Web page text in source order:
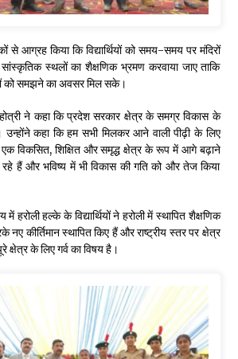
से आग्रह किया कि विद्यार्थियों को समय-समय पर मंदिरों
स्थलों का शैक्षणिक भ्रमण करवाया जाए ताकि
को समझने का अवसर मिल सके।
ने कहा कि प्रदेश सरकार क्षेत्र के समग्र विकास के
उन्होंने कहा कि हम सभी मिलकर आने वाली पीढ़ी के लिए
एक विकसित, शिक्षित और समृद्ध क्षेत्र के रूप में आगे बढ़ाने
हैं और भविष्य में भी विकास की गति को और तेज किया
में हरोली हल्के के विद्यार्थियों ने हरोली में स्थापित शैक्षणिक
नए कीर्तिमान स्थापित किए हैं और राष्ट्रीय स्तर पर क्षेत्र
क्षेत्र के लिए गर्व का विषय है।